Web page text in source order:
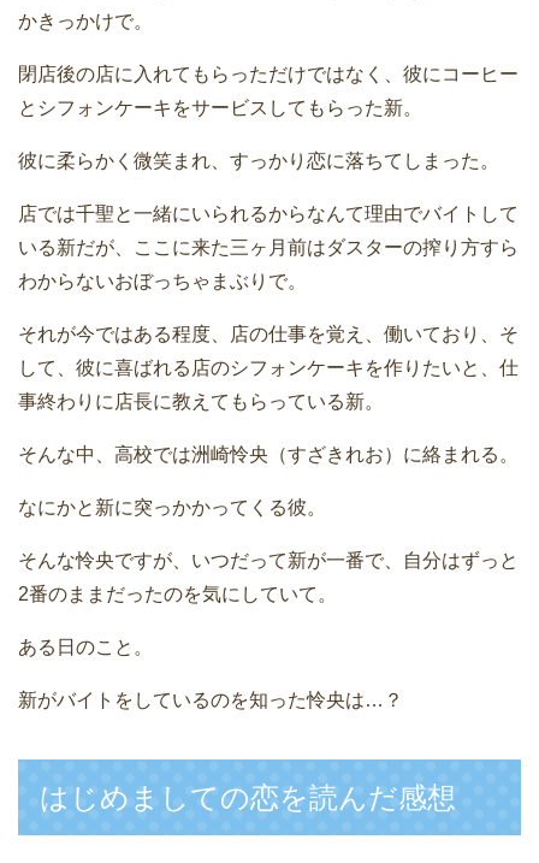
かきっかけで。
閉店後の店に入れてもらっただけではなく、彼にコーヒー
とシフォンケーキをサービスしてもらった新。
彼に柔らかく微笑まれ、すっかり恋に落ちてしまった。
店では千聖と一緒にいられるからなんて理由でバイトして
いる新だが、ここに来た三ヶ月前はダスターの搾り方すら
わからないおぼっちゃまぶりで。
それが今ではある程度、店の仕事を覚え、働いており、そ
して、彼に喜ばれる店のシフォンケーキを作りたいと、仕
事終わりに店長に教えてもらっている新。
そんな中、高校では洲崎怜央（すざきれお）に絡まれる。
なにかと新に突っかかってくる彼。
そんな怜央ですが、いつだって新が一番で、自分はずっと
2番のままだったのを気にしていて。
ある日のこと。
新がバイトをしているのを知った怜央は…？
はじめましての恋を読んだ感想